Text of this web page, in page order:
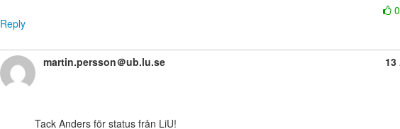
Reply
martin.persson＠ub.lu.se 13